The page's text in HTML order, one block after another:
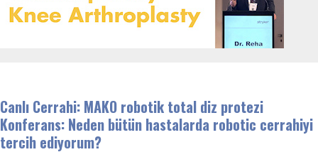
Canlı Cerrahi: MAKO robotik total diz protezi
Konferans: Neden bütün hastalarda robotic cerrahiyi
tercih ediyorum?